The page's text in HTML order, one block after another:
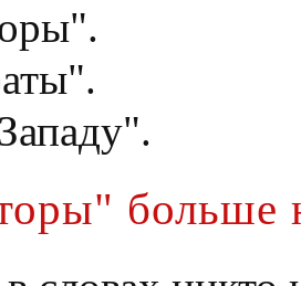
больше